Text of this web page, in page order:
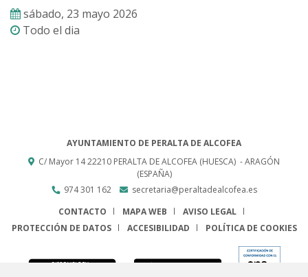
sábado, 23 mayo 2026
Todo el dia
AYUNTAMIENTO DE PERALTA DE ALCOFEA
C/ Mayor 1422210 PERALTA DE ALCOFEA (HUESCA) - ARAGÓN
(ESPAÑA)
974 301 162
secretaria@peraltadealcofea.es
CONTACTO
MAPA WEB
AVISO LEGAL
PROTECCIÓN DE DATOS
ACCESIBILIDAD POLÍTICA DE COOKIES